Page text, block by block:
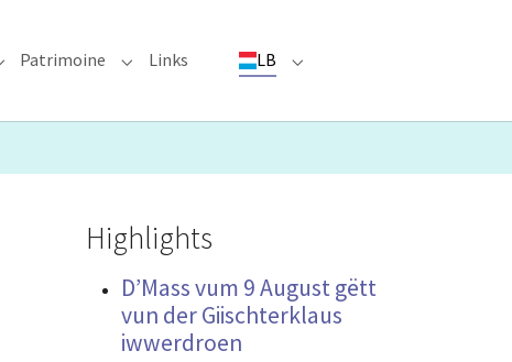
for "Evenementer"
Patrimoine Submenu for "Patrimoine"
Links LB Submenu for "LB"
Highlights
D’Mass vum 9 August gëtt
vun der Giischterklaus
iwwerdroen